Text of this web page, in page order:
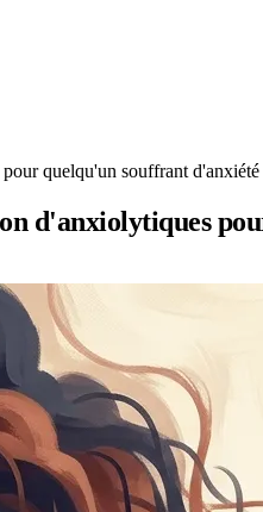
quelqu'un souffrant d'anxiété
d'anxiolytiques